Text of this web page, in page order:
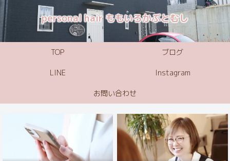
personal hair ももいろかぶとむし
TOP ブログ
LINE Instagram
お問い合わせ